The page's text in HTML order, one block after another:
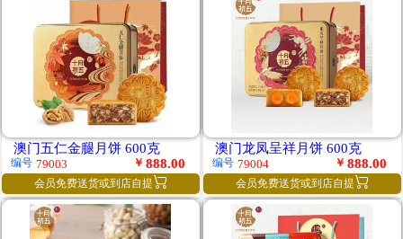
澳门五仁金腿月饼 600克
编号 79003 ￥ 888.00
会员免费送货或到店自提 
澳门龙凤呈祥月饼 600克
编号 79004 ￥ 888.00
会员免费送货或到店自提 